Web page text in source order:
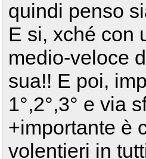
quindi penso
E si, xché con
medio-veloce
sua!! E poi,
1°,2°,3° e via
+importante è
volentieri in